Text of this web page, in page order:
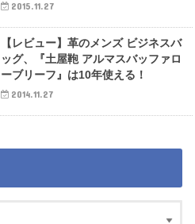
2015.11.27
【レビュー】革のメンズ ビジネスバ
ッグ、『土屋鞄 アルマスバッファロ
ーブリーフ』は10年使える！
2014.11.27